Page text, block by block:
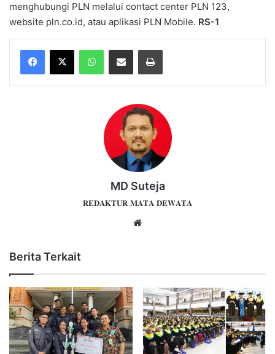
menghubungi PLN melalui contact center PLN 123,
website pln.co.id, atau aplikasi PLN Mobile. RS-1
WhatsAppShare via Email Print
MD Suteja
𝐑𝐄𝐃𝐀𝐊𝐓𝐔𝐑 𝐌𝐀𝐓𝐀 𝐃𝐄𝐖𝐀𝐓𝐀
Berita Terkait